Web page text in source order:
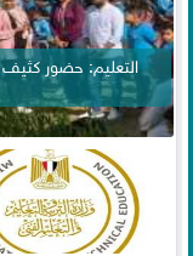
التعليم: حضور كثيف